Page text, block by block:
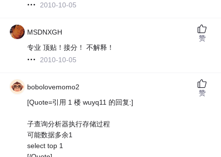
2010-10-05
MSDNXGH
专业 顶贴！接分！ 不解释！
2010-10-05
赞
bobolovemomo2
[Quote=引用 1 楼 wuyq11 的回复:]
子查询分析器执行存储过程
可能数据多余1
select top 1
赞